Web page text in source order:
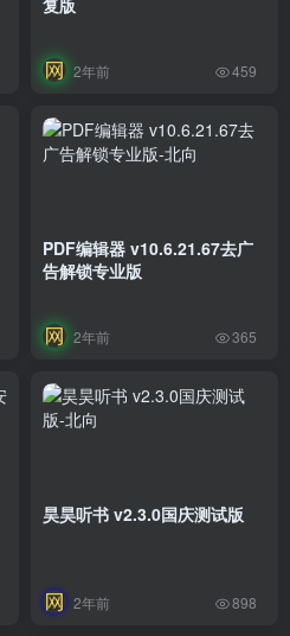
复版
2年前 459
PDF编辑器 v10.6.21.67去广
告解锁专业版
2年前 365
昊昊听书 v2.3.0国庆测试版
2年前 898